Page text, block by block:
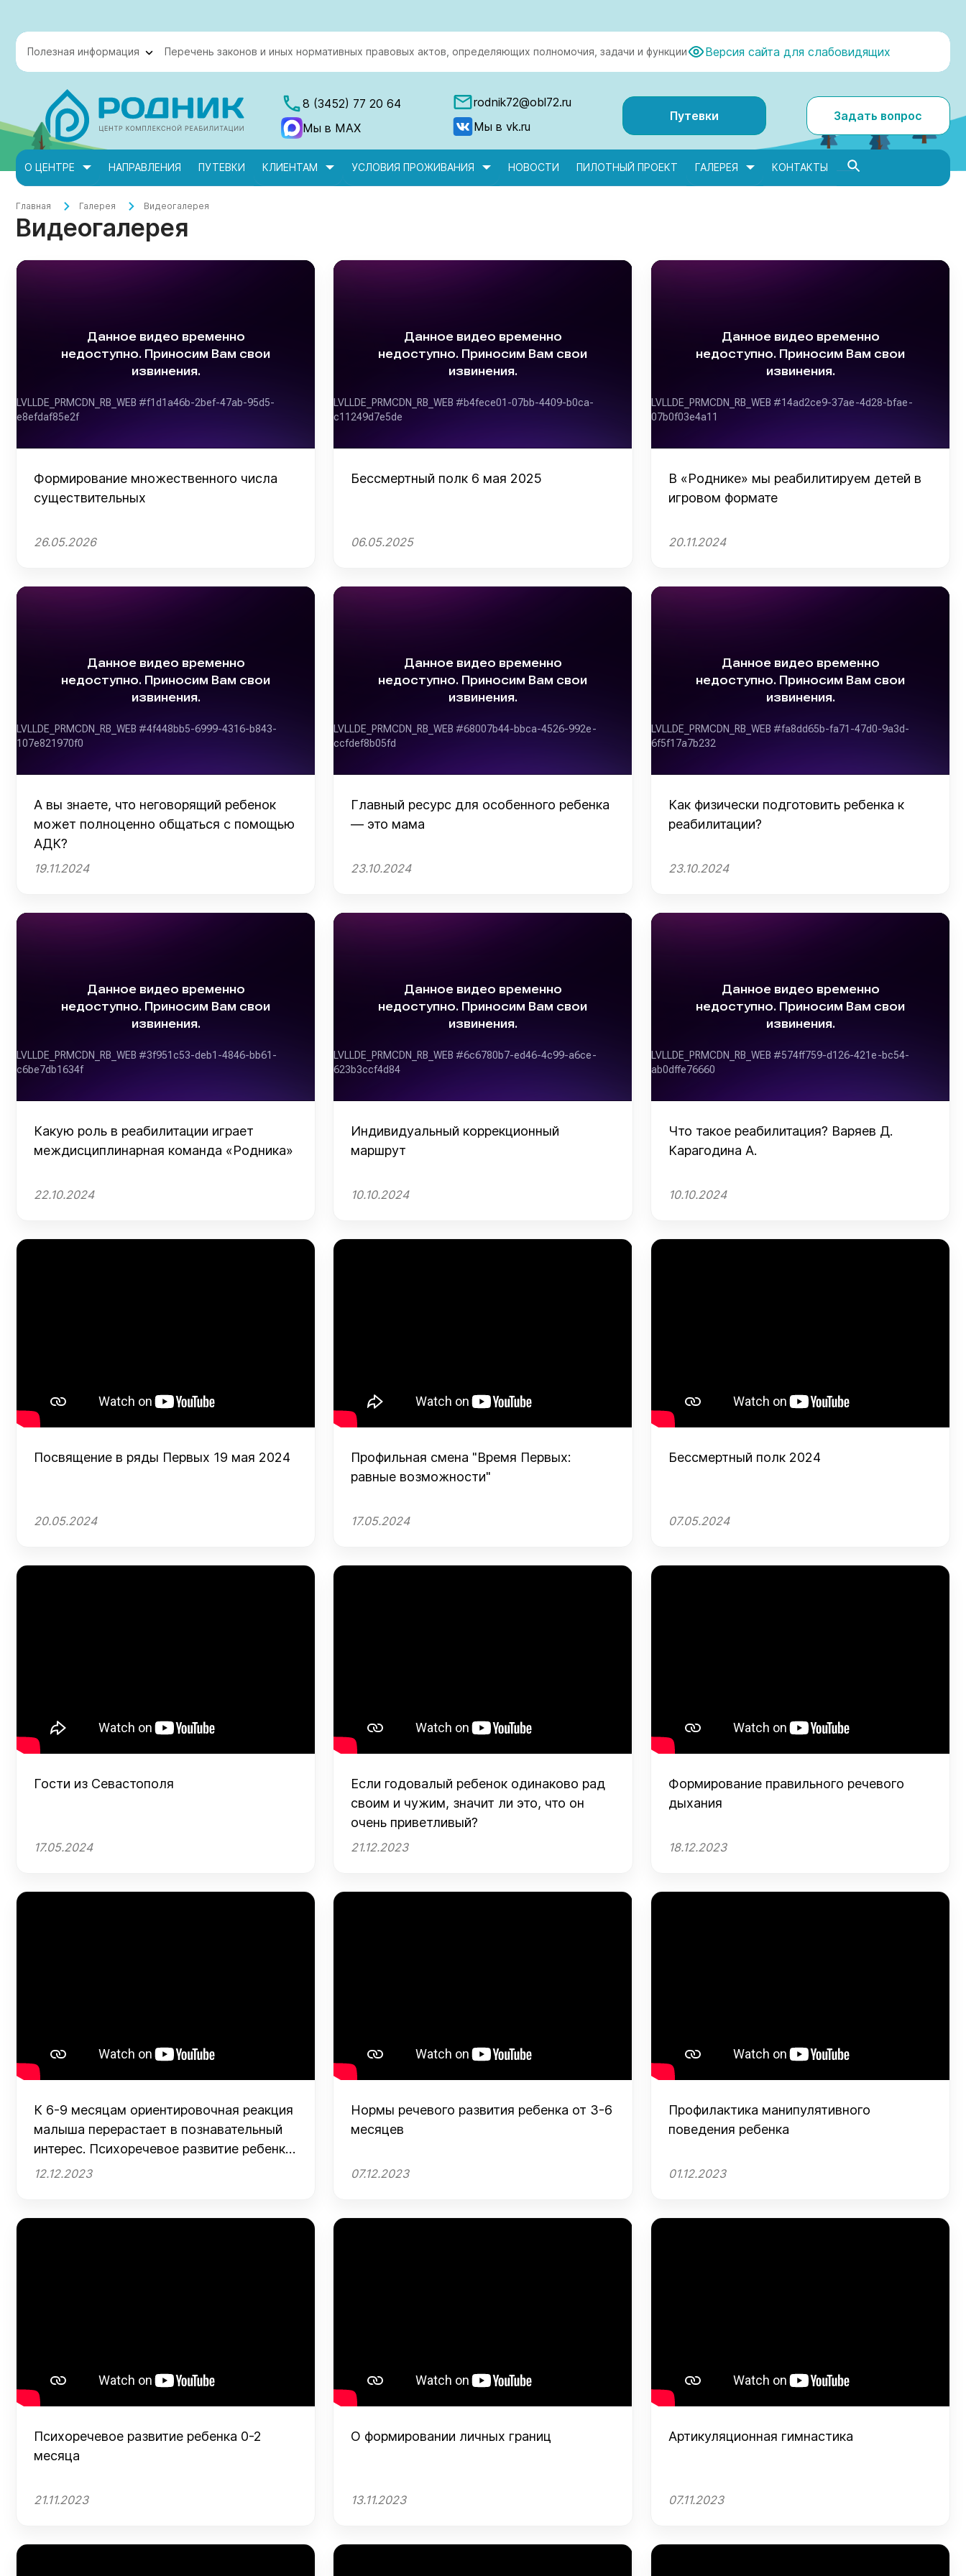
Полезная информация Перечень законов и иных нормативных правовых актов, определяющих полномочия, задачи и функции Версия сайта для слабовидящих
8 (3452) 77 20 64
Мы в MAX
rodnik72@obl72.ru
Мы в vk.ru
Путевки Задать вопрос
О ЦЕНТРЕ НАПРАВЛЕНИЯ ПУТЕВКИ КЛИЕНТАМ УСЛОВИЯ ПРОЖИВАНИЯ НОВОСТИ ПИЛОТНЫЙ ПРОЕКТ ГАЛЕРЕЯ КОНТАКТЫ
Главная Галерея Видеогалерея
Видеогалерея
Формирование множественного числа
существительных
26.05.2026
Бессмертный полк 6 мая 2025
06.05.2025
В «Роднике» мы реабилитируем детей в
игровом формате
20.11.2024
А вы знаете, что неговорящий ребенок
может полноценно общаться с помощью
АДК?
19.11.2024
Главный ресурс для особенного ребенка
— это мама
23.10.2024
Как физически подготовить ребенка к
реабилитации?
23.10.2024
Какую роль в реабилитации играет
междисциплинарная команда «Родника»
22.10.2024
Индивидуальный коррекционный
маршрут
10.10.2024
Что такое реабилитация? Варяев Д.
Карагодина А.
10.10.2024
Посвящение в ряды Первых 19 мая 2024
20.05.2024
Профильная смена "Время Первых:
равные возможности"
17.05.2024
Бессмертный полк 2024
07.05.2024
Гости из Севастополя
17.05.2024
Если годовалый ребенок одинаково рад
своим и чужим, значит ли это, что он
очень приветливый?
21.12.2023
Формирование правильного речевого
дыхания
18.12.2023
К 6-9 месяцам ориентировочная реакция
малыша перерастает в познавательный
интерес. Психоречевое развитие ребенка
6-9 мес
12.12.2023
Нормы речевого развития ребенка от 3-6
месяцев
07.12.2023
Профилактика манипулятивного
поведения ребенка
01.12.2023
Психоречевое развитие ребенка 0-2
месяца
21.11.2023
О формировании личных границ
13.11.2023
Артикуляционная гимнастика
07.11.2023